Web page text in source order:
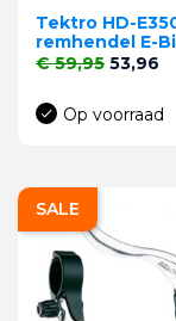
Tektro HD-
remhendel E-
Normale prijs
€ 59,95 Prijs
53,96
Op voorraad
SALE